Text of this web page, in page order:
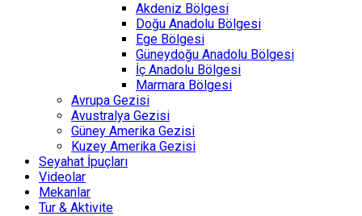
Akdeniz Bölgesi
Doğu Anadolu Bölgesi
Ege Bölgesi
Güneydoğu Anadolu Bölgesi
İç Anadolu Bölgesi
Marmara Bölgesi
Avrupa Gezisi
Avustralya Gezisi
Güney Amerika Gezisi
Kuzey Amerika Gezisi
Seyahat İpuçları
Videolar
Mekanlar
Tur & Aktivite